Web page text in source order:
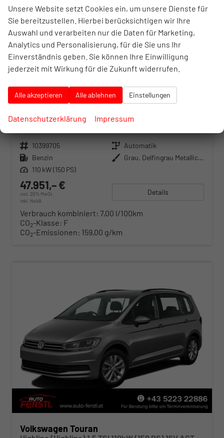
Volkswagen Touran
7 Wochen
Fahrzeugnr. 10399705 Getriebe Automatik
Kraftstoff Benzin Außenfarbe
Grau, Delfingrau Metallic (B0)
Leistung 110 kW (150 PS)
47.951,– €
incl. 20% MwSt.
inkl. NoVA
Details
Verbrauch kombiniert: 7,00 l/100km
CO2-Klasse: F
CO2-Emissionen: 159,00 g/km
Volkswagen Touran
Unsere Website setzt Cookies ein, um unsere Dienste für
Sie bereitzustellen. Hierbei berücksichtigen wir Ihre
Auswahl und verarbeiten nur die Daten für Marketing,
Analytics und Personalisierung, für die Sie uns Ihr
Einverständnis geben. Sie können Ihre Einwilligung
jederzeit mit Wirkung für die Zukunft widerrufen.
Alle akzeptieren Alle ablehnen Einstellungen
Datenschutzerklärung Impressum